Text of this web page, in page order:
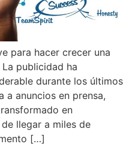
para hacer crecer una
publicidad ha
durante los últimos
a anuncios en prensa,
en
llegar a miles de
[…]